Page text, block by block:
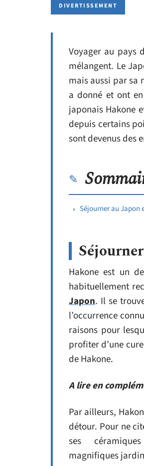
DIVERTISSEMENT
Voyager au pays
mélangent. Le
mais aussi par sa
a donné et ont
japonais Hakone
depuis certains
sont devenus des
Séjourner au Japon
Hakone est un
habituellement
Japon. Il se
l’occurrence
raisons pour
profiter d’une
de Hakone.
A lire en
Par ailleurs,
détour. Pour ne
ses
magnifiques